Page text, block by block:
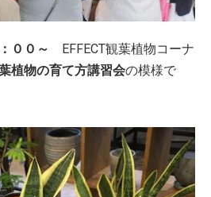
００～ EFFECT観葉植物コーナ
植物の育て方講習会の模様で